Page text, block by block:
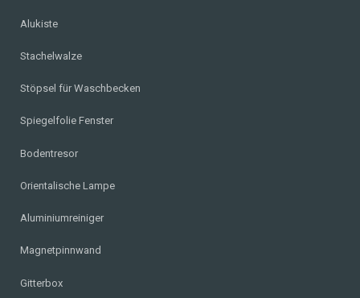
Alukiste
Stachelwalze
Stöpsel für Waschbecken
Spiegelfolie Fenster
Bodentresor
Orientalische Lampe
Aluminiumreiniger
Magnetpinnwand
Gitterbox